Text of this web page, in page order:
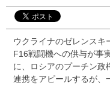
ウクライナのゼレンスキ
F16戦闘機への供与が事
に、ロシアのプーチン政
連携をアピールするが、